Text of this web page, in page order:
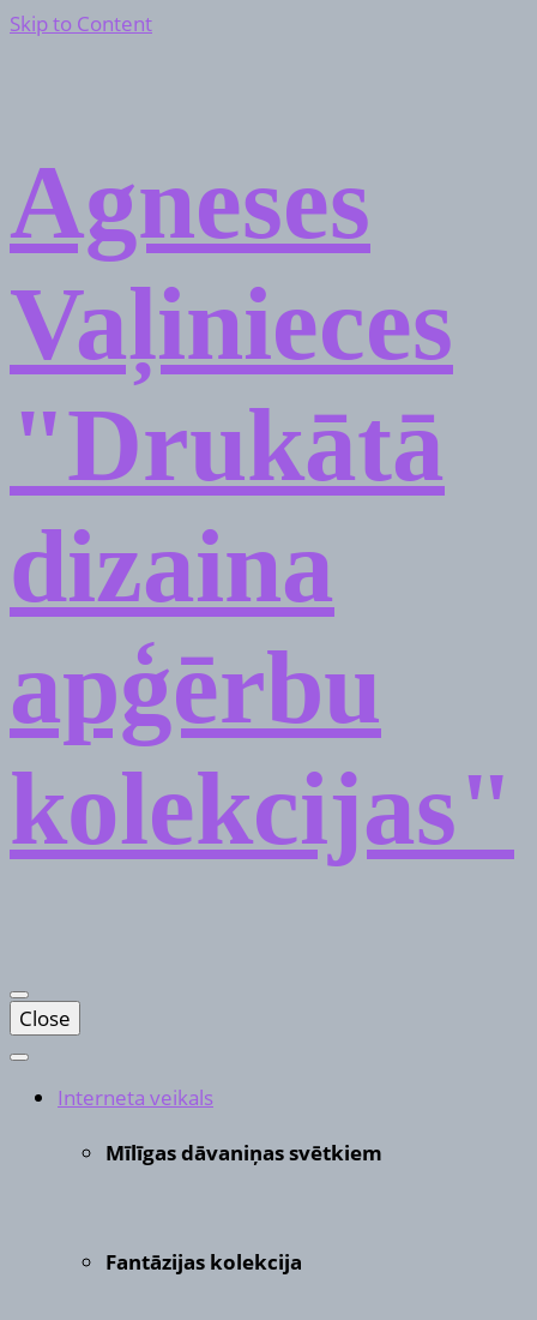
Skip to Content
Agneses
Vaļinieces
"Drukātā
dizaina
apģērbu
kolekcijas"
Close
Interneta veikals
Mīlīgas dāvaniņas svētkiem
Fantāzijas kolekcija